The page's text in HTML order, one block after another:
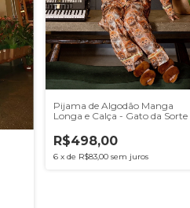
Pijama de Algodão Manga
Longa e Calça - Gato da Sorte
R$498,00
6 xde R$83,00 sem juros